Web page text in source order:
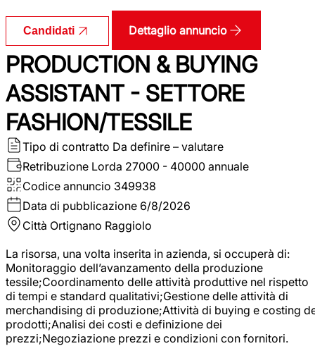
Candidati Dettaglio annuncio
PRODUCTION & BUYING
ASSISTANT - SETTORE
FASHION/TESSILE
Tipo di contratto Da definire – valutare
Retribuzione Lorda 27000 - 40000 annuale
Codice annuncio 349938
Data di pubblicazione 6/8/2026
Città Ortignano Raggiolo
La risorsa, una volta inserita in azienda, si occuperà di:
Monitoraggio dell’avanzamento della produzione
tessile;Coordinamento delle attività produttive nel rispetto
di tempi e standard qualitativi;Gestione delle attività di
merchandising di produzione;Attività di buying e costing
prodotti;Analisi dei costi e definizione dei
prezzi;Negoziazione prezzi e condizioni con fornitori.